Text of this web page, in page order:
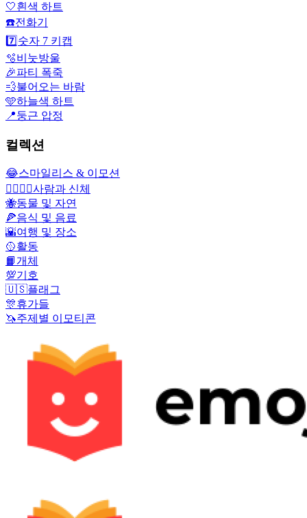
🤍흰색 하트
☎️전화기
7️⃣ 숫자 7 키캡
🫧비눗방울
🎉파티 폭죽
💨불어오는 바람
🩵하늘색 하트
📍둥근 압정
컬렉션
😂스마일리스 & 이모션
👩‍❤️‍💋‍👨사람과 신체
🐝동물 및 자연
🍕음식 및 음료
🌇여행 및 장소
🥎활동
📙개체
💯기호
🇺🇸플래그
🎊휴가들
🦄주제별 이모티콘